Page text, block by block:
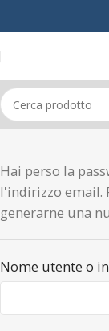
Hai perso la
l'indirizzo email.
generarne una
Nome utente o